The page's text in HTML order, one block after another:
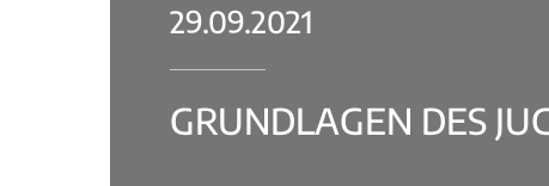
29.09.2021
GRUNDLAGEN DES